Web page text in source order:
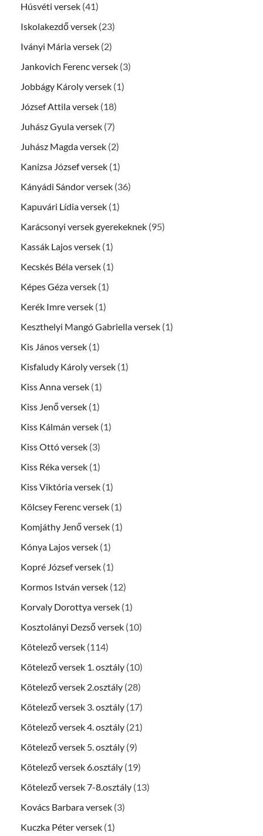
Húsvéti versek (41)
Iskolakezdő versek (23)
Iványi Mária versek (2)
Jankovich Ferenc versek (3)
Jobbágy Károly versek (1)
József Attila versek (18)
Juhász Gyula versek (7)
Juhász Magda versek (2)
Kanizsa József versek (1)
Kányádi Sándor versek (36)
Kapuvári Lídia versek (1)
Karácsonyi versek gyerekeknek (95)
Kassák Lajos versek (1)
Kecskés Béla versek (1)
Képes Géza versek (1)
Kerék Imre versek (1)
Keszthelyi Mangó Gabriella versek (1)
Kis János versek (1)
Kisfaludy Károly versek (1)
Kiss Anna versek (1)
Kiss Jenő versek (1)
Kiss Kálmán versek (1)
Kiss Ottó versek (3)
Kiss Réka versek (1)
Kiss Viktória versek (1)
Kölcsey Ferenc versek (1)
Komjáthy Jenő versek (1)
Kónya Lajos versek (1)
Kopré József versek (1)
Kormos István versek (12)
Korvaly Dorottya versek (1)
Kosztolányi Dezső versek (10)
Kötelező versek (114)
Kötelező versek 1. osztály (10)
Kötelező versek 2.osztály (28)
Kötelező versek 3. osztály (17)
Kötelező versek 4. osztály (21)
Kötelező versek 5. osztály (9)
Kötelező versek 6.osztály (19)
Kötelező versek 7-8.osztály (13)
Kovács Barbara versek (3)
Kuczka Péter versek (1)